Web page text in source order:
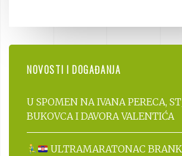
NOVOSTI I DOGAĐANJA
U SPOMEN NA IVANA PERECA,
BUKOVCA I DAVORA VALENTIĆA
ULTRAMARATONAC